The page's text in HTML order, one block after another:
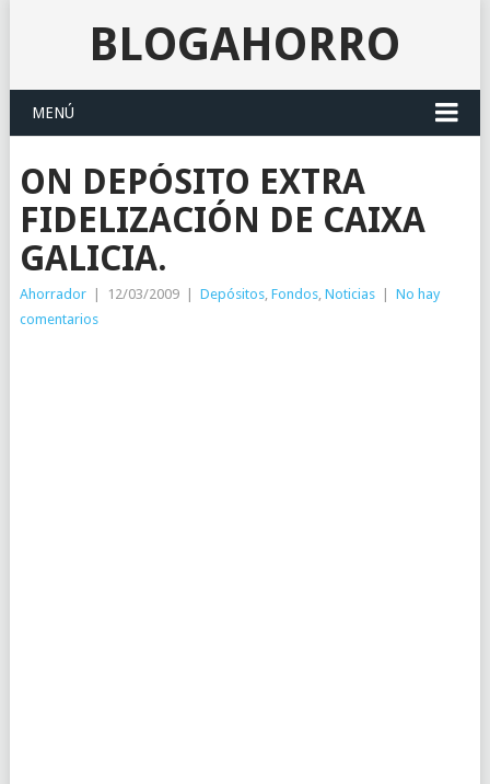
BLOGAHORRO
MENÚ
ON DEPÓSITO EXTRA
FIDELIZACIÓN DE CAIXA
GALICIA.
Ahorrador 12/03/2009 Depósitos, Fondos, Noticias
No hay
comentarios